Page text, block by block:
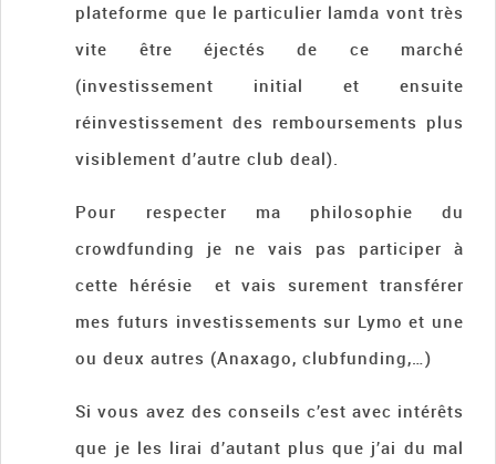
plateforme que le particulier lamda vont très
vite être éjectés de ce marché
(investissement initial et ensuite
réinvestissement des remboursements plus
visiblement d’autre club deal).
Pour respecter ma philosophie du
crowdfunding je ne vais pas participer à
cette hérésie et vais surement transférer
mes futurs investissements sur Lymo et une
ou deux autres (Anaxago, clubfunding,…)
Si vous avez des conseils c’est avec intérêts
que je les lirai d’autant plus que j’ai du mal